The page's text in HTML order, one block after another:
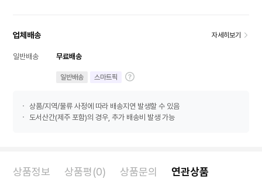
업체배송 자세히보기
일반배송 무료배송
일반배송 스마트픽
상품/지역/물류 사정에 따라 배송지연 발생할 수 있음
도서산간(제주 포함)의 경우, 추가 배송비 발생 가능
상품정보 상품평(0) 상품문의 연관상품